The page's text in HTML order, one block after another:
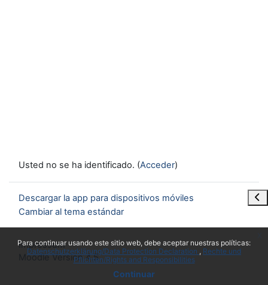
Para continuar usando este sitio web, debe aceptar nuestras políticas:
Datenschutzerklärung/Data Protection Declaration
Rechte und
Pflichten/Rights and Responsibilities
Continuar
Usted no se ha identificado. (Acceder)
Descargar la app para dispositivos móviles
Cambiar al tema estándar
Impressum
Moodle Version 4.5